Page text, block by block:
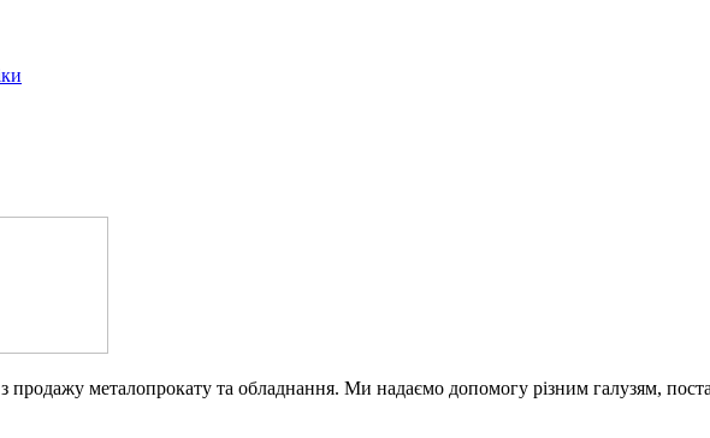
металопрокату та обладнання. Ми надаємо допомогу різним галузям,